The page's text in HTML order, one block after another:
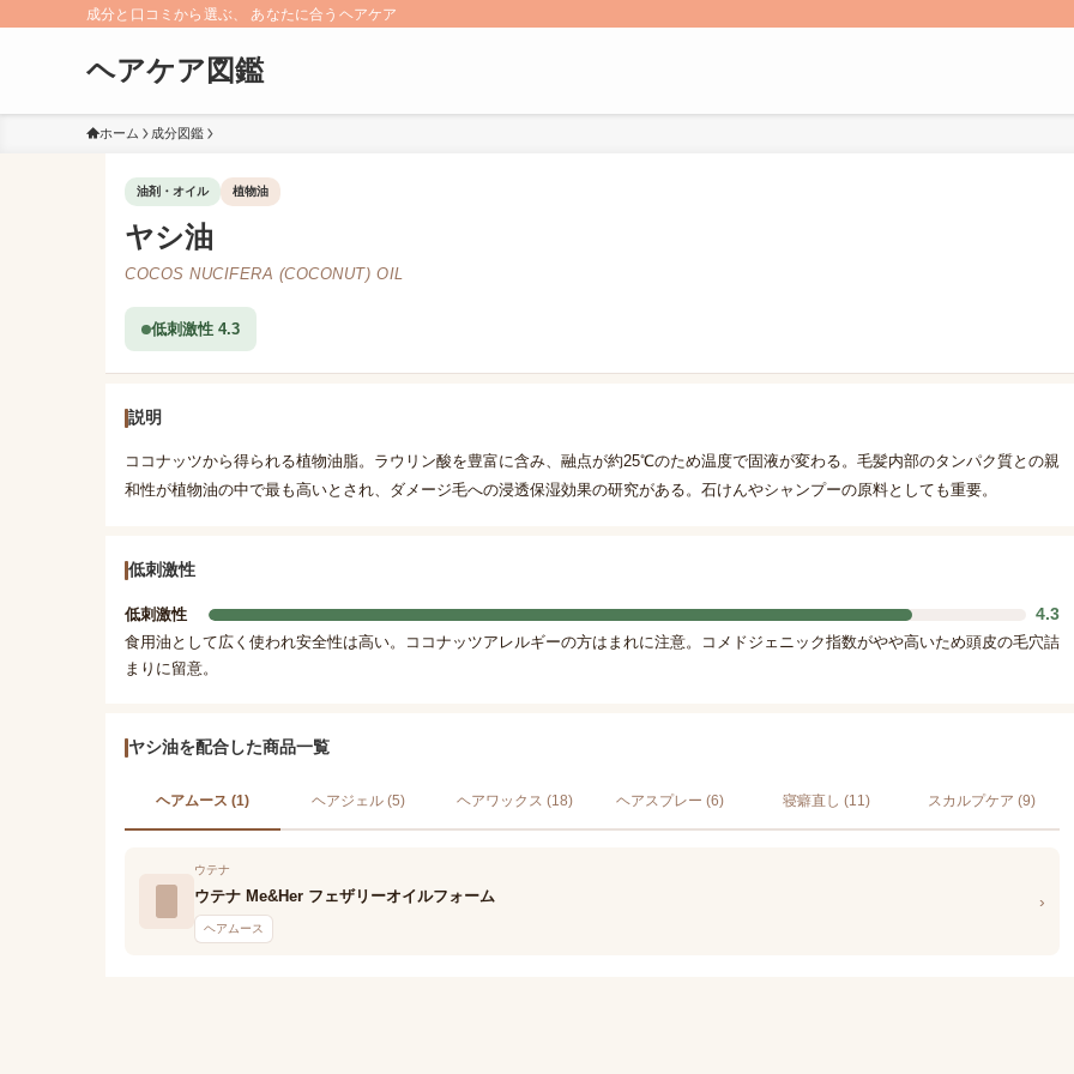
成分と口コミから選ぶ、 あなたに合うヘアケア
ヘアケア図鑑
ホーム 成分図鑑
油剤・オイル 植物油
ヤシ油
COCOS NUCIFERA (COCONUT) OIL
低刺激性 4.3
説明
ココナッツから得られる植物油脂。ラウリン酸を豊富に含み、融点が約25℃のため温度で固液が変わる。毛髪内部のタンパク質との親
和性が植物油の中で最も高いとされ、ダメージ毛への浸透保湿効果の研究がある。石けんやシャンプーの原料としても重要。
低刺激性
低刺激性 4.3
食用油として広く使われ安全性は高い。ココナッツアレルギーの方はまれに注意。コメドジェニック指数がやや高いため頭皮の毛穴詰
まりに留意。
ヤシ油を配合した商品一覧
ヘアムース (1) ヘアジェル (5) ヘアワックス (18) ヘアスプレー (6) 寝癖直し (11) スカルプケア (9)
ウテナ
ウテナ Me&Her フェザリーオイルフォーム
ヘアムース
›